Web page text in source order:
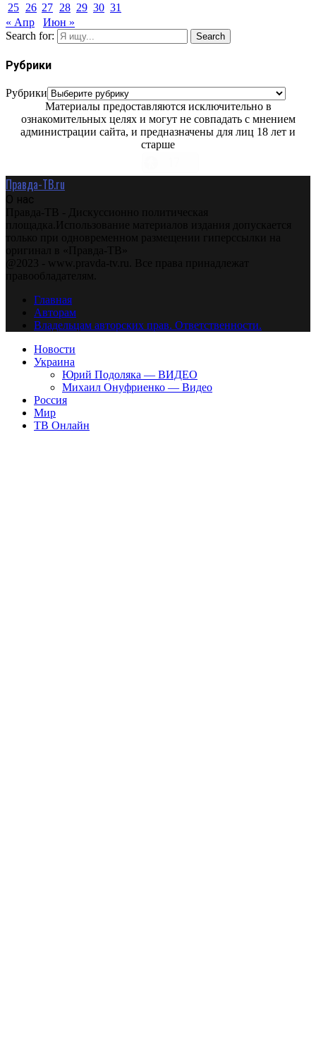
25 26 27 28 29 30 31
« Апр
Июн »
Search for:
Search
Рубрики
Рубрики
Материалы предоставляются исключительно в
ознакомительных целях и могут не совпадать с мнением
администрации сайта, и предназначены для лиц 18 лет и
старше
Правда-ТВ.ru
О нас
Правда-ТВ - Дискуссионно политическая
площадка.Использование материалов издания допускается
только при одновременном размещении гиперссылки на
оригинал в «Правда-ТВ»
@2023 - www.pravda-tv.ru. Все права принадлежат
правообладателям.
Главная
Авторам
Владельцам авторских прав. Ответственности.
Новости
Украина
Юрий Подоляка — ВИДЕО
Михаил Онуфриенко — Видео
Россия
Мир
ТВ Онлайн